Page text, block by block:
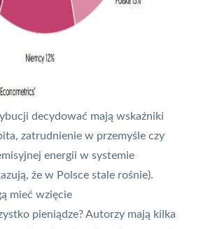
decydować mają wskaźniki
zatrudnienie w przemyśle czy
energii w systemie
że w Polsce stale rośnie).
mieć wzięcie
pieniądze? Autorzy mają kilka